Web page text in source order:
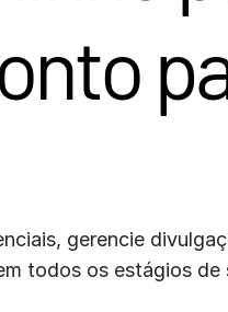
gerencie
todos os estágios de